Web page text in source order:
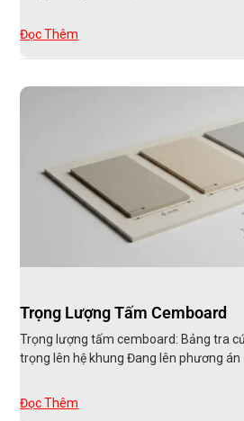
Đọc Thêm
Trọng Lượng Tấm Cemboard
Trọng lượng tấm cemboard: Bảng tra
trọng lên hệ khung Đang lên phương án
Đọc Thêm